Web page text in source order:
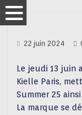
22 juin 2024
Le jeudi 13 juin
Kielle Paris,
Summer 25
La marque se